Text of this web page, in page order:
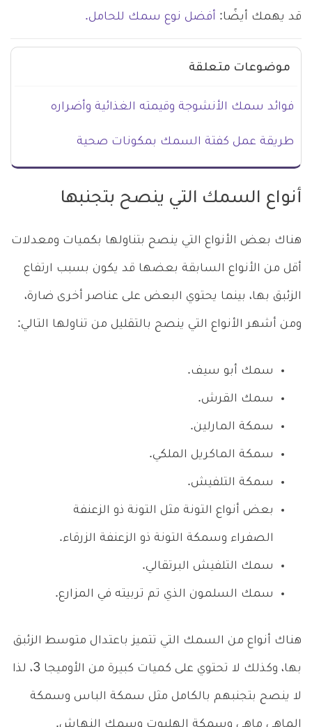
قد يهمك أيضًا: أفضل نوع سمك للحامل.
موضوعات متعلقة
فوائد سمك الأنشوجة وقيمته الغذائية وأضراره
طريقة عمل كفتة السمك بمكونات صحية
أنواع السمك التي ينصح بتجنبها
هناك بعض الأنواع التي ينصح بتناولها بكميات ومعدلات
أقل من الأنواع السابقة بعضها قد يكون بسبب ارتفاع
الزئبق بها، بينما يحتوي البعض على عناصر أخرى ضارة،
ومن أشهر الأنواع التي ينصح بالتقليل من تناولها التالي:
سمك أبو سيف.
سمك القرش.
سمكة المارلين.
سمكة الماكريل الملكي.
سمكة التلفيش.
بعض أنواع التونة مثل التونة ذو الزعنفة
الصفراء وسمكة التونة ذو الزعنفة الزرقاء.
سمك التلفيش البرتقالي.
سمك السلمون الذي تم تربيته في المزارع.
هناك أنواع من السمك التي تتميز باعتدال متوسط الزئبق
بها، وكذلك لا تحتوي على كميات كبيرة من الأوميجا 3، لذا
لا ينصح بتجنبهم بالكامل مثل سمكة الباس وسمكة